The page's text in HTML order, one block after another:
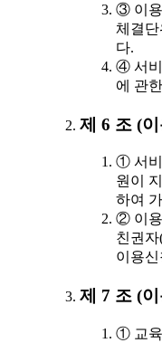
③ 이용
체결
다.
④ 서비
에 관
제 6 조 (
① 서비
원이
하여
② 이용
친권
이용
제 7 조 (
① 교육